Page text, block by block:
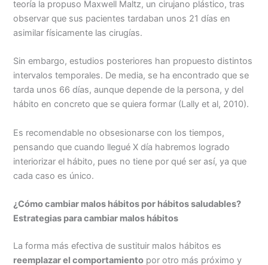
teoría la propuso Maxwell Maltz, un cirujano plástico, tras
observar que sus pacientes tardaban unos 21 días en
asimilar físicamente las cirugías.
Sin embargo, estudios posteriores han propuesto distintos
intervalos temporales. De media, se ha encontrado que se
tarda unos 66 días, aunque depende de la persona, y del
hábito en concreto que se quiera formar (Lally et al, 2010).
Es recomendable no obsesionarse con los tiempos,
pensando que cuando llegué X día habremos logrado
interiorizar el hábito, pues no tiene por qué ser así, ya que
cada caso es único.
¿Cómo cambiar malos hábitos por hábitos saludables?
Estrategias para cambiar malos hábitos
La forma más efectiva de sustituir malos hábitos es
reemplazar el comportamiento por otro más próximo y